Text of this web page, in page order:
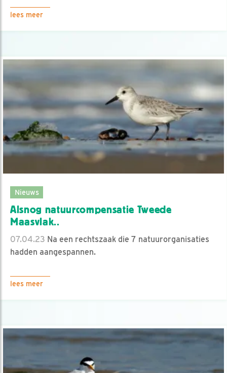
lees meer
Nieuws
Alsnog natuurcompensatie Tweede
Maasvlak..
07.04.23 Na een rechtszaak die 7 natuurorganisaties
hadden aangespannen.
lees meer